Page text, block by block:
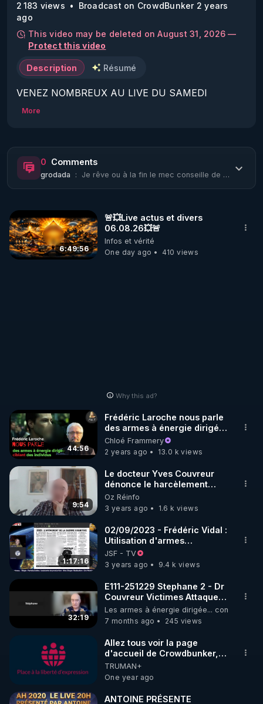
2 183 views
Broadcast on CrowdBunker 2 years
ago
This video may be deleted on August 31, 2026 —
Protect this video
Description Résumé
VENEZ NOMBREUX AU LIVE DU SAMEDI
13/07/24 21H (nouvel horaire d'été : 21h) :
Sujet : la fin spirituelle du crime d'État
psychotronique.
https://www.facebook.com/profile.php?
id=100001857557951
Facebook, Rumble, ...), ou venez à l'écran (micro
https://tinyurl.com/bestoflivechat
MERCI DE VOTER POUR CETTE VIDEO EN
CLIQUANT SUR ^ EN BAS A DROITE OU EST
ECRIT "P 50%" !!!
MERCI DE ME SOUTENIR EN CLIQUANT EN BAS
A DROITE SUR "SOUTENIR" (CROWDBUNKER).
https://crowdbunker.com/@bestofcomputer
https://www.youtube.com/@bestofcomputer
https://vk.com/bestofcomputer
https://odysee.com/@Bestofcomputer:1
More
0 Comments
grodada : Je rêve ou à la fin le mec conseille de se faire un piercing à la langue et de p...
6:49:56
🚨💥Live actus et divers
06.08.26💥🚨
Infos et vérité
One day ago
410 views
Why this ad?
44:56
Frédéric Laroche nous parle
des armes à énergie dirigée
ciblant des individus
Chloé Frammery
2 years ago
13.0 k views
9:54
Le docteur Yves Couvreur
dénonce le harcèlement
électromagnétique et en
réseau
Oz Réinfo
3 years ago
1.6 k views
1:17:16
02/09/2023 - Frédéric Vidal :
Utilisation d'armes
psychotroniques et IA
JSF - TV
3 years ago
9.4 k views
32:19
E111-251229 Stephane 2 - Dr
Couvreur Victimes Attaque
Psychotroniques
Electromagnetiques
Harcelement
Les armes à énergie dirigée... contre nous
7 months ago
245 views
Allez tous voir la page
d'accueil de Crowdbunker,
et descendez sur 30 pages :
vous n'y trouverez plus
aucune de mes vidéos
(récentes ou anciennes). ce
TRUMAN+
One year ago
ANTOINE PRÉSENTE